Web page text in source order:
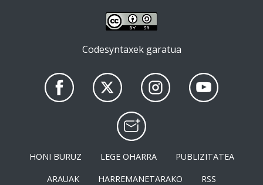
Codesyntaxek garatua
HONI BURUZ LEGE OHARRA
PUBLIZITATEA
ARAUAK
HARREMANETARAKO RSS